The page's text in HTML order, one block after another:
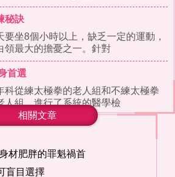
秘訣
坐8個小時以上，缺乏一定的運動，
領最大的擔憂之一。針對
首選
從練太極拳的老人組和不練太極拳
人組，進行了系統的醫學檢
相關文章
材肥胖的罪魁禍首
盲目選擇